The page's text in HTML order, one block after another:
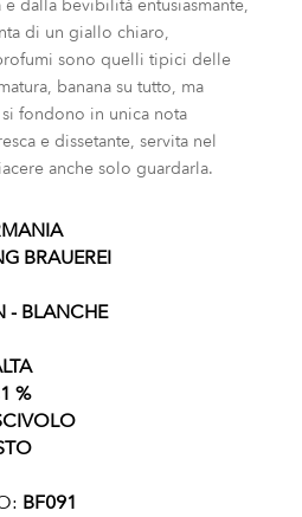
dalla bevibilità entusiasmante,
di un giallo chiaro,
sono quelli tipici delle
banana su tutto, ma
fondono in unica nota
e dissetante, servita nel
anche solo guardarla.
BRAUEREI
- BLANCHE
%
BF091